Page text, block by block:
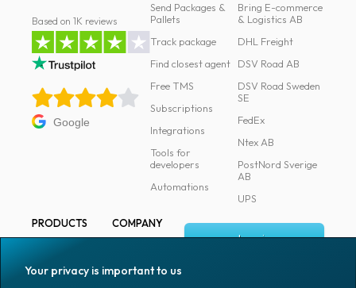
Based on 1K reviews
Google
Send Packages &
Pallets
Track package
Find closest agent
Free TMS
Subscriptions
Integrations
Tools for
developers
Automations
Bring E-commerce
& Logistics AB
DHL Freight
DSV Road AB
DSV Road Sweden
SE
FedEx
Ntex AB
PostNord Sverige
AB
UPS
PRODUCTS
Marking
COMPANY
Media
Log in
Your privacy is important to us